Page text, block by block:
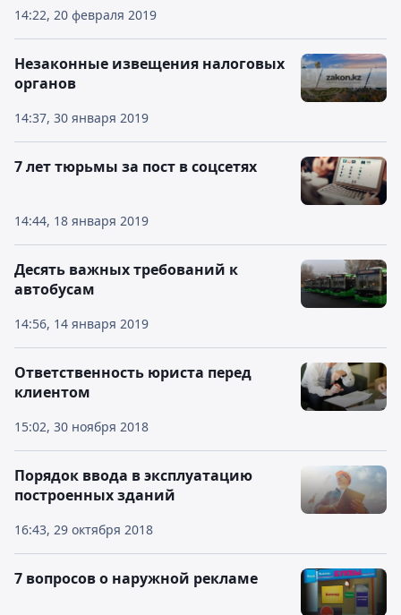
14:22, 20 февраля 2019
14:37, 30 января 2019
Незаконные извещения налоговых
органов
14:44, 18 января 2019
7 лет тюрьмы за пост в соцсетях
14:56, 14 января 2019
Десять важных требований к
автобусам
15:02, 30 ноября 2018
Ответственность юриста перед
клиентом
16:43, 29 октября 2018
Порядок ввода в эксплуатацию
построенных зданий
7 вопросов о наружной рекламе